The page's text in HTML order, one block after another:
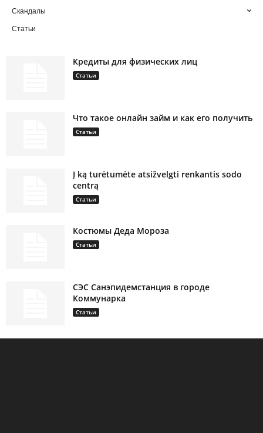
Скандалы
Статьи
Кредиты для физических лиц
Статьи
Что такое онлайн займ и как его получить
Статьи
Į ką turėtumėte atsižvelgti renkantis sodo
centrą
Статьи
Костюмы Деда Мороза
Статьи
СЭС Санэпидемстанция в городе
Коммунарка
Статьи